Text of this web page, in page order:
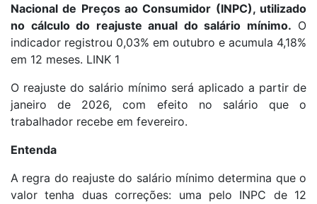
Nacional de Preços ao Consumidor (INPC), utilizado
no cálculo do reajuste anual do salário mínimo. O
indicador registrou 0,03% em outubro e acumula 4,18%
em 12 meses. LINK 1
O reajuste do salário mínimo será aplicado a partir de
janeiro de 2026, com efeito no salário que o
trabalhador recebe em fevereiro.
Entenda
A regra do reajuste do salário mínimo determina que o
valor tenha duas correções: uma pelo INPC de 12